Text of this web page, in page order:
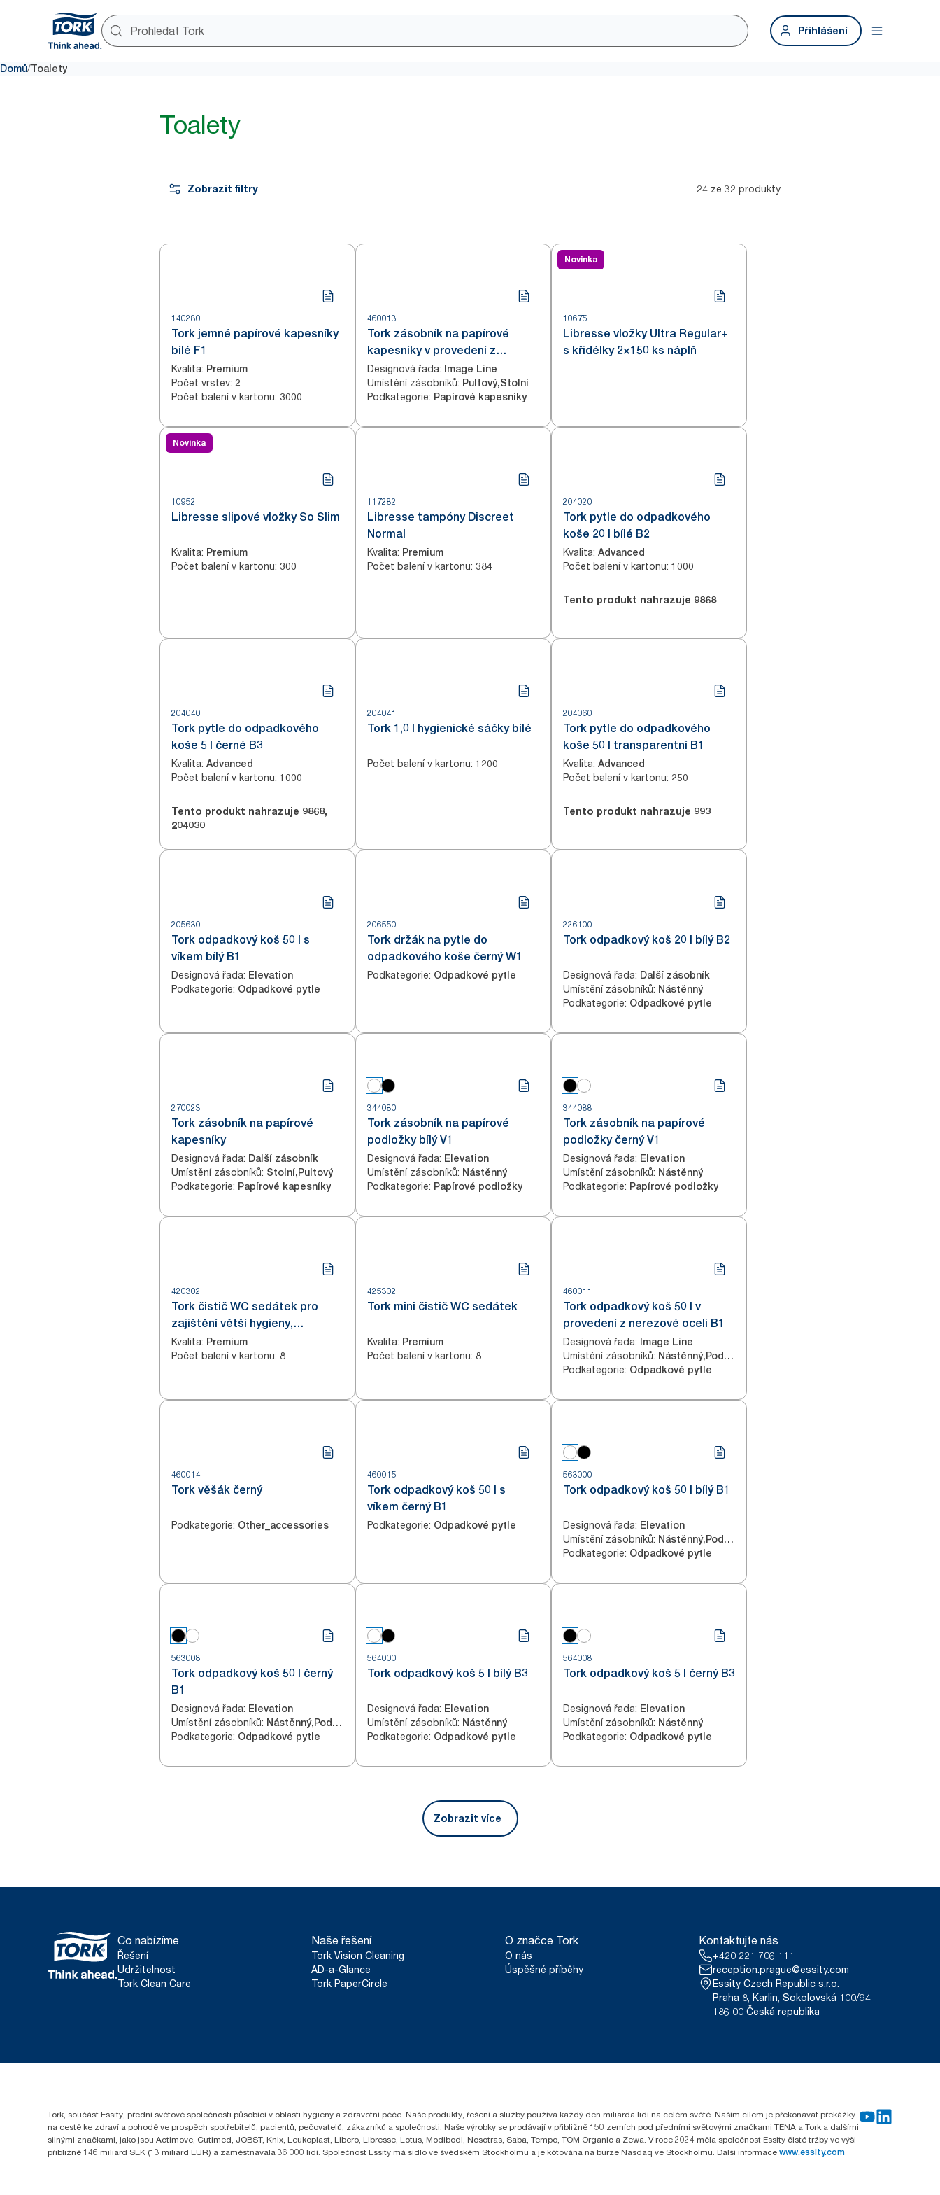
Přihlášení
Domů/Toalety
Toalety
Zobrazit filtry 24 ze 32 produkty
140280
Tork jemné papírové kapesníky
bílé F1
Kvalita: Premium
Počet vrstev: 2
Počet balení v kartonu: 3000
460013
Tork zásobník na papírové
kapesníky v provedení z
nerezové oceli (F1)
Designová řada: Image Line
Umístění zásobníků: Pultový,Stolní
Podkategorie: Papírové kapesníky
Novinka
10675
Libresse vložky Ultra Regular+
s křidélky 2×150 ks náplň
Novinka
10952
Libresse slipové vložky So Slim
Kvalita: Premium
Počet balení v kartonu: 300
117282
Libresse tampóny Discreet
Normal
Kvalita: Premium
Počet balení v kartonu: 384
204020
Tork pytle do odpadkového
koše 20 l bílé B2
Kvalita: Advanced
Počet balení v kartonu: 1000
Tento produkt nahrazuje 9868
204040
Tork pytle do odpadkového
koše 5 l černé B3
Kvalita: Advanced
Počet balení v kartonu: 1000
Tento produkt nahrazuje 9868,
204030
204041
Tork 1,0 l hygienické sáčky bílé
Počet balení v kartonu: 1200
204060
Tork pytle do odpadkového
koše 50 l transparentní B1
Kvalita: Advanced
Počet balení v kartonu: 250
Tento produkt nahrazuje 993
205630
Tork odpadkový koš 50 l s
víkem bílý B1
Designová řada: Elevation
Podkategorie: Odpadkové pytle
206550
Tork držák na pytle do
odpadkového koše černý W1
Podkategorie: Odpadkové pytle
226100
Tork odpadkový koš 20 l bílý B2
Designová řada: Další zásobník
Umístění zásobníků: Nástěnný
Podkategorie: Odpadkové pytle
270023
Tork zásobník na papírové
kapesníky
Designová řada: Další zásobník
Umístění zásobníků: Stolní,Pultový
Podkategorie: Papírové kapesníky
344080
Tork zásobník na papírové
podložky bílý V1
Designová řada: Elevation
Umístění zásobníků: Nástěnný
Podkategorie: Papírové podložky
344088
Tork zásobník na papírové
podložky černý V1
Designová řada: Elevation
Umístění zásobníků: Nástěnný
Podkategorie: Papírové podložky
420302
Tork čistič WC sedátek pro
zajištění větší hygieny,
zásobníky S2, kvalita Premium
Kvalita: Premium
Počet balení v kartonu: 8
425302
Tork mini čistič WC sedátek
Kvalita: Premium
Počet balení v kartonu: 8
460011
Tork odpadkový koš 50 l v
provedení z nerezové oceli B1
Designová řada: Image Line
Umístění zásobníků: Nástěnný,Podlahový
Podkategorie: Odpadkové pytle
460014
Tork věšák černý
Podkategorie: Other_accessories
460015
Tork odpadkový koš 50 l s
víkem černý B1
Podkategorie: Odpadkové pytle
563000
Tork odpadkový koš 50 l bílý B1
Designová řada: Elevation
Umístění zásobníků: Nástěnný,Podlahový
Podkategorie: Odpadkové pytle
563008
Tork odpadkový koš 50 l černý
B1
Designová řada: Elevation
Umístění zásobníků: Nástěnný,Podlahový
Podkategorie: Odpadkové pytle
564000
Tork odpadkový koš 5 l bílý B3
Designová řada: Elevation
Umístění zásobníků: Nástěnný
Podkategorie: Odpadkové pytle
564008
Tork odpadkový koš 5 l černý B3
Designová řada: Elevation
Umístění zásobníků: Nástěnný
Podkategorie: Odpadkové pytle
Zobrazit více
Co nabízíme
Řešení
Udržitelnost
Tork Clean Care
Naše řešení
Tork Vision Cleaning
AD-a-Glance
Tork PaperCircle
O značce Tork
O nás
Úspěšné příběhy
Kontaktujte nás
+420 221 706 111
reception.prague@essity.com
Essity Czech Republic s.r.o.
Praha 8, Karlin, Sokolovská 100/94
186 00 Česká republika
Tork, součást Essity, přední světové společnosti působící v oblasti hygieny a zdravotní péče. Naše produkty, řešení a služby používá každý den miliarda lidí na celém světě. Naším cílem je překonávat překážky
na cestě ke zdraví a pohodě ve prospěch spotřebitelů, pacientů, pečovatelů, zákazníků a společnosti. Naše výrobky se prodávají v přibližně 150 zemích pod předními světovými značkami TENA a Tork a dalšími
silnými značkami, jako jsou Actimove, Cutimed, JOBST, Knix, Leukoplast, Libero, Libresse, Lotus, Modibodi, Nosotras, Saba, Tempo, TOM Organic a Zewa. V roce 2024 měla společnost Essity čisté tržby ve výši
přibližně 146 miliard SEK (13 miliard EUR) a zaměstnávala 36 000 lidí. Společnost Essity má sídlo ve švédském Stockholmu a je kótována na burze Nasdaq ve Stockholmu. Další informace www.essity.com